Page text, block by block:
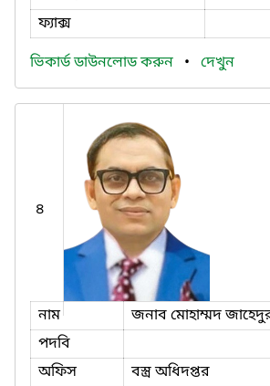
ফ্যাক্স
ভিকার্ড ডাউনলোড করুন • দেখুন
৪
নাম
জনাব মোহাম্মদ
পদবি
অফিস
বস্ত্র অধিদপ্তর